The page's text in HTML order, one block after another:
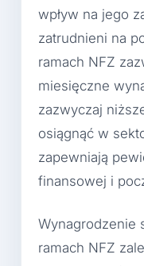
wpływ na jego
zatrudnieni na
ramach NFZ
miesięczne
zazwyczaj
osiągnąć w
zapewniają
finansowej i
Wynagrodzenie
ramach NFZ